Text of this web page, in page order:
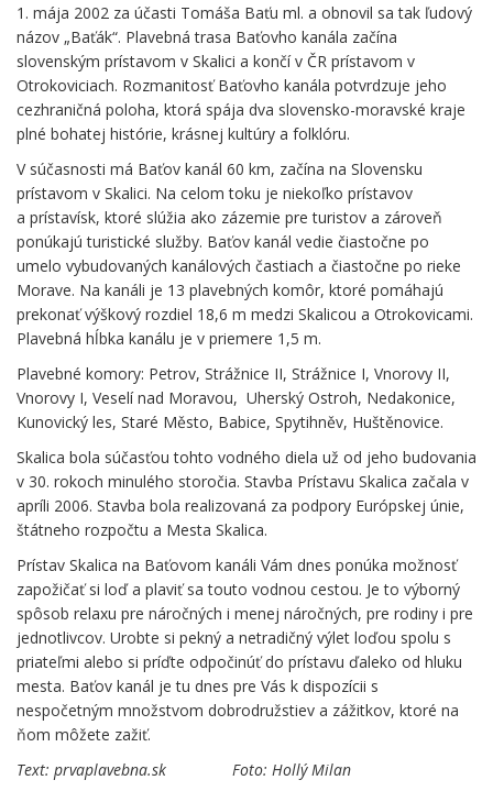
1. mája 2002 za účasti Tomáša Baťu ml. a obnovil sa tak ľudový
názov „Baťák“. Plavebná trasa Baťovho kanála začína
slovenským prístavom v Skalici a končí v ČR prístavom v
Otrokoviciach. Rozmanitosť Baťovho kanála potvrdzuje jeho
cezhraničná poloha, ktorá spája dva slovensko-moravské kraje
plné bohatej histórie, krásnej kultúry a folklóru.
V súčasnosti má Baťov kanál 60 km, začína na Slovensku
prístavom v Skalici. Na celom toku je niekoľko prístavov
a prístavísk, ktoré slúžia ako zázemie pre turistov a zároveň
ponúkajú turistické služby. Baťov kanál vedie čiastočne po
umelo vybudovaných kanálových častiach a čiastočne po rieke
Morave. Na kanáli je 13 plavebných komôr, ktoré pomáhajú
prekonať výškový rozdiel 18,6 m medzi Skalicou a Otrokovicami.
Plavebná hĺbka kanálu je v priemere 1,5 m.
Plavebné komory: Petrov, Strážnice II, Strážnice I, Vnorovy II,
Vnorovy I, Veselí nad Moravou, Uherský Ostroh, Nedakonice,
Kunovický les, Staré Město, Babice, Spytihněv, Huštěnovice.
Skalica bola súčasťou tohto vodného diela už od jeho budovania
v 30. rokoch minulého storočia. Stavba Prístavu Skalica začala v
apríli 2006. Stavba bola realizovaná za podpory Európskej únie,
štátneho rozpočtu a Mesta Skalica.
Prístav Skalica na Baťovom kanáli Vám dnes ponúka možnosť
zapožičať si loď a plaviť sa touto vodnou cestou. Je to výborný
spôsob relaxu pre náročných i menej náročných, pre rodiny i pre
jednotlivcov. Urobte si pekný a netradičný výlet loďou spolu s
priateľmi alebo si príďte odpočinúť do prístavu ďaleko od hluku
mesta. Baťov kanál je tu dnes pre Vás k dispozícii s
nespočetným množstvom dobrodružstiev a zážitkov, ktoré na
ňom môžete zažiť.
Text: prvaplavebna.sk Foto: Hollý Milan